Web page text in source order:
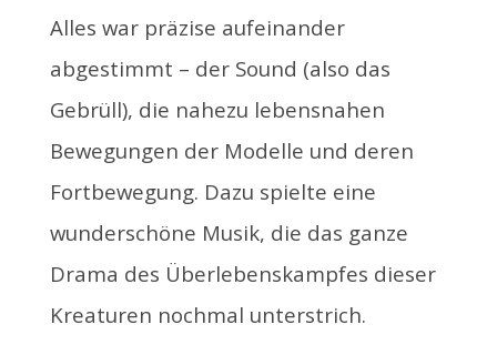
Alles war präzise aufeinander
abgestimmt – der Sound (also das
Gebrüll), die nahezu lebensnahen
Bewegungen der Modelle und deren
Fortbewegung. Dazu spielte eine
wunderschöne Musik, die das ganze
Drama des Überlebenskampfes dieser
Kreaturen nochmal unterstrich.